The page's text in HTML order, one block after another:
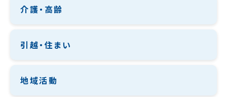
介護・高齢
引越・住まい
地域活動